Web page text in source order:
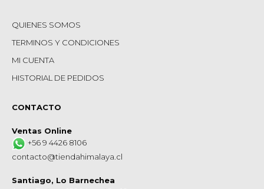
QUIENES SOMOS
TERMINOS Y CONDICIONES
MI CUENTA
HISTORIAL DE PEDIDOS
CONTACTO
Ventas Online
+56 9 4426 8106
contacto@tiendahimalaya.cl
Santiago, Lo Barnechea